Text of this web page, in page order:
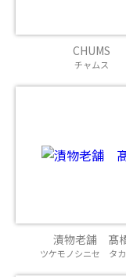
CHUMS
チャムス
漬物老舗 髙
ツケモノシニセ タ